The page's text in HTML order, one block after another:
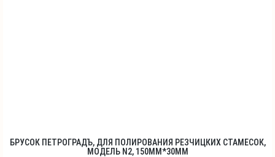
БРУСОК ПЕТРОГРАДЪ, ДЛЯ ПОЛИРОВАНИЯ РЕЗЧИЦКИХ СТАМЕСОК,
МОДЕЛЬ N2, 150ММ*30ММ